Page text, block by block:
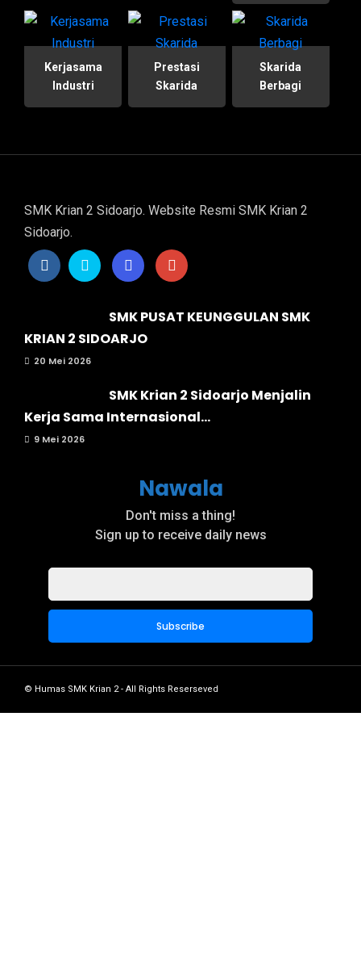
Kerjasama
Industri
Prestasi
Skarida
Skarida
Berbagi
SMK Krian 2 Sidoarjo. Website Resmi SMK Krian 2
Sidoarjo.
SMK PUSAT KEUNGGULAN SMK
KRIAN 2 SIDOARJO
20 Mei 2026
SMK Krian 2 Sidoarjo Menjalin
Kerja Sama Internasional...
9 Mei 2026
Nawala
Don't miss a thing!
Sign up to receive daily news
© Humas SMK Krian 2 - All Rights Reserseved